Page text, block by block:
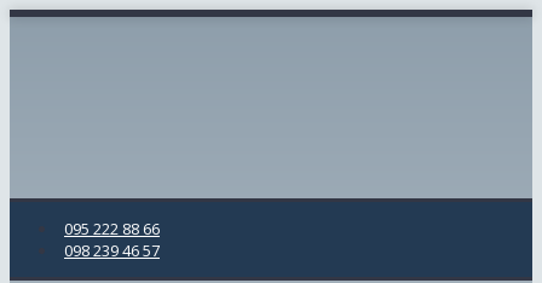
095 222 88 66
098 239 46 57